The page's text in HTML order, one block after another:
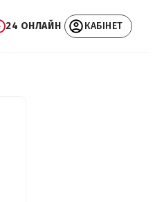
24 ОНЛАЙН КАБІНЕТ